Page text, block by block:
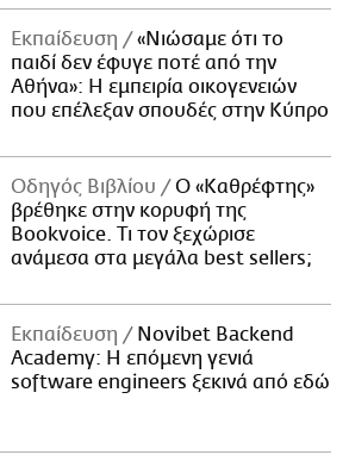
Εκπαίδευση
«Νιώσαμε ότι το
παιδί δεν έφυγε ποτέ από την
Αθήνα»: Η εμπειρία οικογενειών
που επέλεξαν σπουδές στην Κύπρο
Οδηγός Βιβλίου
Ο «Καθρέφτης»
βρέθηκε στην κορυφή της
Bookvoice. Τι τον ξεχώρισε
ανάμεσα στα μεγάλα best sellers;
Εκπαίδευση
Novibet Backend
Academy: Η επόμενη γενιά
software engineers ξεκινά από εδώ